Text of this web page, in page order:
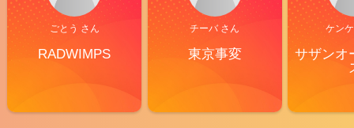
ごとう さん
RADWIMPS
チーバ さん
東京事変
ケン
サザンオ